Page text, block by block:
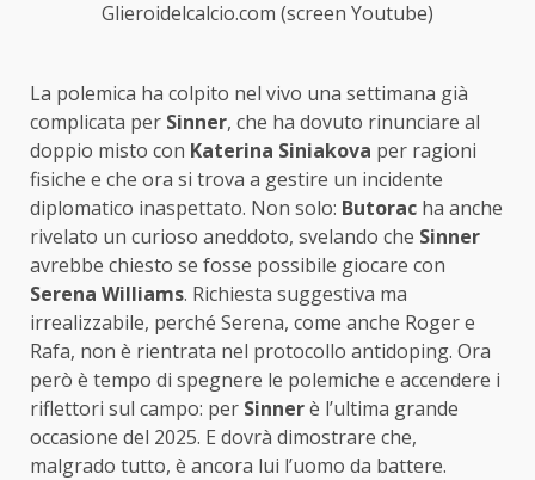
Glieroidelcalcio.com (screen Youtube)
La polemica ha colpito nel vivo una settimana già
complicata per Sinner, che ha dovuto rinunciare al
doppio misto con Katerina Siniakova per ragioni
fisiche e che ora si trova a gestire un incidente
diplomatico inaspettato. Non solo: Butorac ha anche
rivelato un curioso aneddoto, svelando che Sinner
avrebbe chiesto se fosse possibile giocare con
Serena Williams. Richiesta suggestiva ma
irrealizzabile, perché Serena, come anche Roger e
Rafa, non è rientrata nel protocollo antidoping. Ora
però è tempo di spegnere le polemiche e accendere i
riflettori sul campo: per Sinnerè l’ultima grande
occasione del 2025. E dovrà dimostrare che,
malgrado tutto, è ancora lui l’uomo da battere.